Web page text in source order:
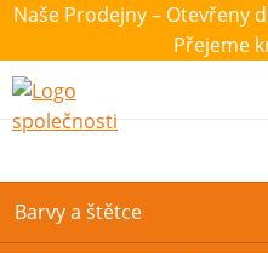
Naše Prodejny – Otevřeny
Přejeme
Barvy a štětce